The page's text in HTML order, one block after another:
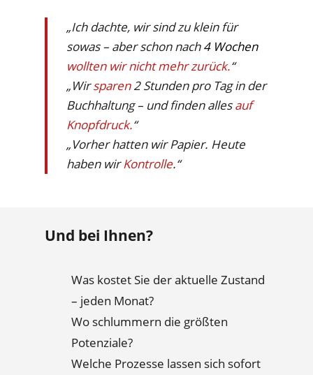
„Ich dachte, wir sind zu klein für
sowas – aber schon nach4 Wochen
wollten wir nicht mehr zurück.“
„Wirsparen2 Stunden pro Tag in der
Buchhaltung – und finden allesauf
Knopfdruck.“
„Vorher hatten wir Papier. Heute
haben wirKontrolle.“
Und bei Ihnen?
Was kostet Sie der aktuelle Zustand
– jeden Monat?
Wo schlummern die größten
Potenziale?
Welche Prozesse lassen sich sofort